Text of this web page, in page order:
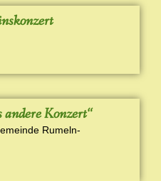
Konzert“
Rumeln-